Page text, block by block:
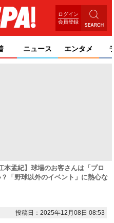
ログイン
会員登録
ニュース エンタメ
本孟紀】球場のお客さんは「プロ
「野球以外のイベント」に熱心な
投稿日：2025年12月08日 08:53